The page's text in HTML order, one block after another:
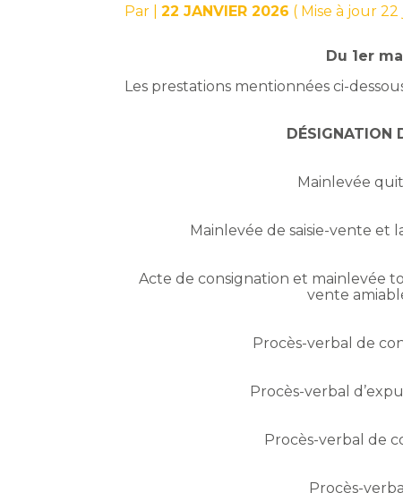
Par |22 JANVIER 2026 ( Mise à jour
Du 1er
Les prestations mentionnées ci-
DÉSIGNATION
Mainlevée
Mainlevée de saisie-vente et
Acte de consignation et mainlevée
vente
Procès-verbal de
Procès-verbal
Procès-verbal de
Procès-